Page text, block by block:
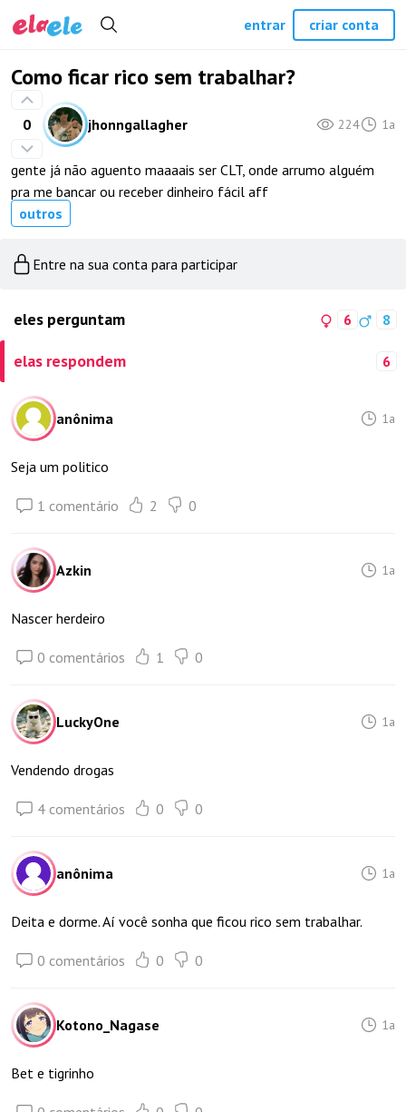
Como ficar rico sem trabalhar?
0 jhonngallagher 224 1a
gente já não aguento maaaais ser CLT, onde arrumo alguém
pra me bancar ou receber dinheiro fácil aff
outros
Entre na sua conta para participar
eles perguntam 6 8
elas respondem 6
anônima 1a
Seja um politico
1 comentário 2 0
Azkin 1a
Nascer herdeiro
0 comentários 1 0
LuckyOne 1a
Vendendo drogas
4 comentários 0 0
anônima 1a
Deita e dorme. Aí você sonha que ficou rico sem trabalhar.
0 comentários 0 0
Kotono_Nagase 1a
Bet e tigrinho
entrar criar conta